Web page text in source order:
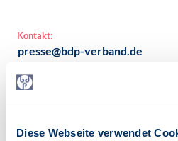
Diese Webseite verwendet
Kontakt:
presse@bdp-verband.de
Veröffentlicht am:
19.06.2023